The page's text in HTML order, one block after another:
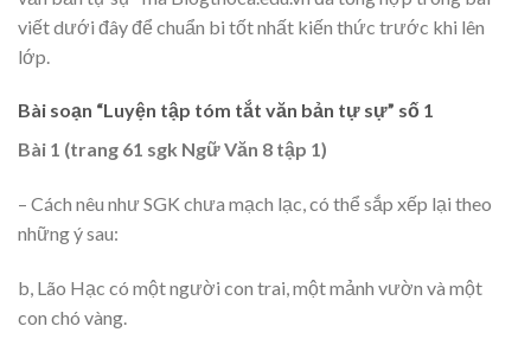
viết dưới đây để chuẩn bi tốt nhất kiến thức trước khi lên
lớp.
Bài soạn “Luyện tập tóm tắt văn bản tự sự” số 1
Bài 1 (trang 61 sgk Ngữ Văn 8 tập 1)
– Cách nêu như SGK chưa mạch lạc, có thể sắp xếp lại theo
những ý sau:
b, Lão Hạc có một người con trai, một mảnh vườn và một
con chó vàng.